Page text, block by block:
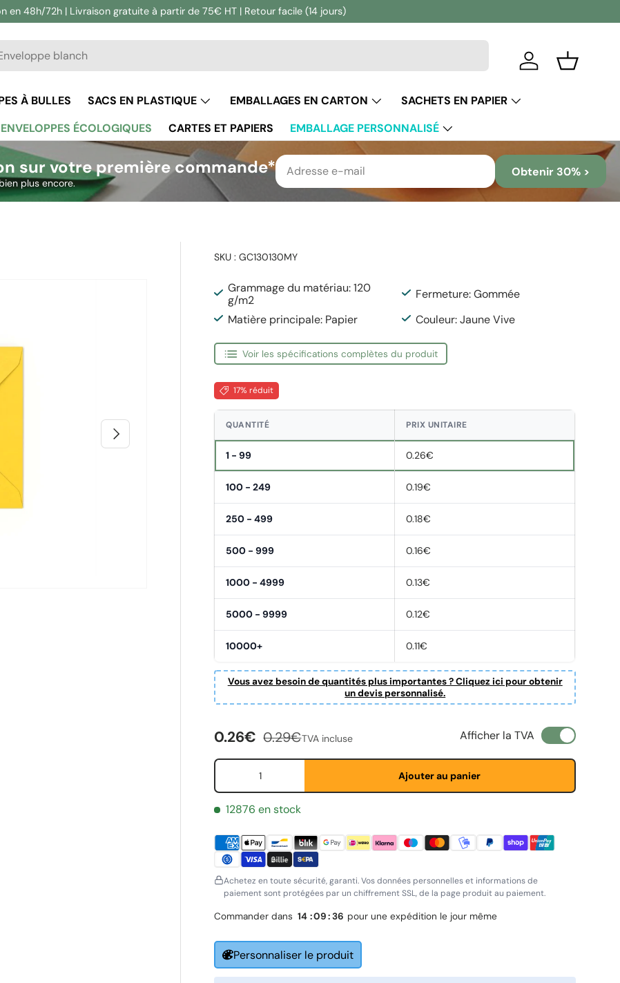
en 48h/72h | Livraison gratuite à partir de 75€ HT | Retour facile (14 jours)
Se connecter
Panier
À BULLES SACS EN PLASTIQUE EMBALLAGES EN CARTON
SACHETS EN PAPIER
ENVELOPPES ÉCOLOGIQUES CARTES ET PAPIERS EMBALLAGE PERSONNALISÉ
sur votre première commande*
plus encore.
Obtenir 30% >
Suivant
SKU : GC130130MY
Grammage du matériau: 120
g/m2
Fermeture: Gommée
Matière principale: Papier
Couleur: Jaune Vive
Voir les spécifications complètes du produit
17% réduit
QUANTITÉ PRIX UNITAIRE
1 - 99 0.26€
100 - 249 0.19€
250 - 499 0.18€
500 - 999 0.16€
1000 - 4999 0.13€
5000 - 9999 0.12€
10000+ 0.11€
Vous avez besoin de quantités plus importantes ? Cliquez ici pour obtenir
un devis personnalisé.
Prix soldé
0.26€ Prix habituel
0.29€TVA incluse Afficher la TVA
Qté
Ajouter au panier
12876 en stock
Achetez en toute sécurité, garanti. Vos données personnelles et informations de
paiement sont protégées par un chiffrement SSL, de la page produit au paiement.
Commander dans 14 :09:35 pour une expédition le jour même
Personnaliser le produit